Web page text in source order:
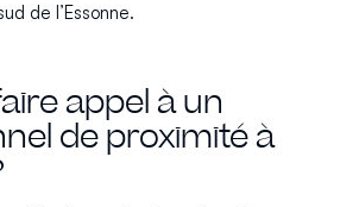
de l’Essonne.
appel à un
de proximité à